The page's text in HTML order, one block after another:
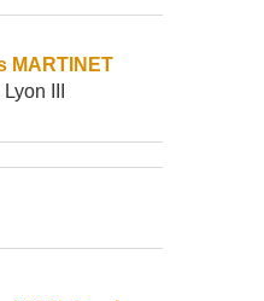
MARTINET
III